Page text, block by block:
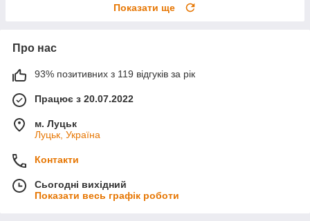
Показати ще
Про нас
93% позитивних з 119 відгуків за рік
Працює з 20.07.2022
м. Луцьк
Луцьк, Україна
Контакти
Сьогодні вихідний
Показати весь графік роботи